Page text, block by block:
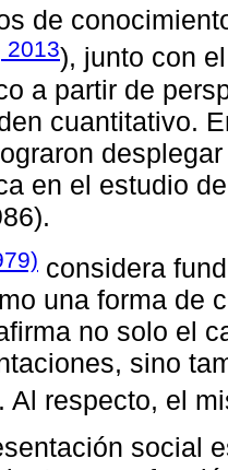
de
2013), junto con
a partir de
cuantitativo.
en el estudio
considera
una forma de
no solo el
sino
Al respecto, el
social